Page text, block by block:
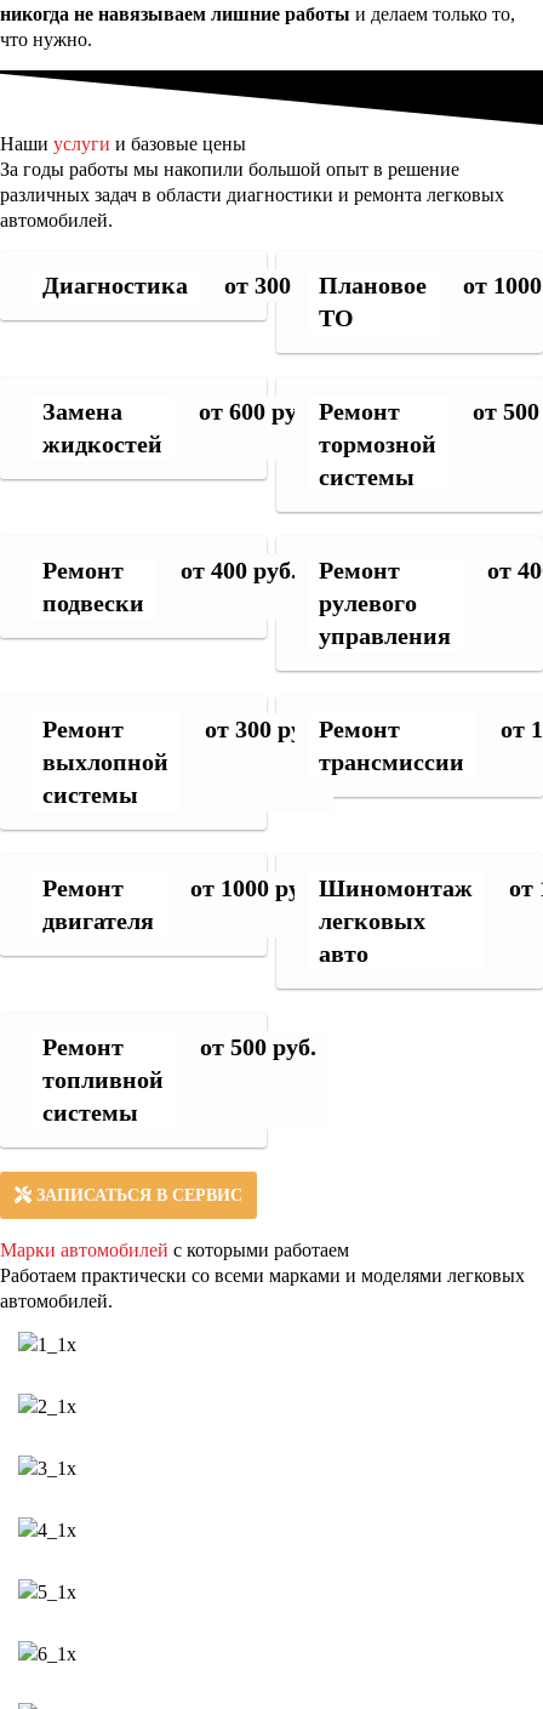
никогда не навязываем лишние работы и делаем только то,
что нужно.
Наши услуги и базовые цены
За годы работы мы накопили большой опыт в решение
различных задач в области диагностики и ремонта легковых
автомобилей.
Диагностика от 300 руб.Плановое
ТО
от
Замена
жидкостей
от 600 руб.
Ремонт
тормозной
системы
от
Ремонт
подвески
от 400 руб.
Ремонт
рулевого
управления
от
Ремонт
выхлопной
системы
от 300 руб.Ремонт
трансмиссии
от
Ремонт
двигателя
от 1000 руб. Шиномонтаж
легковых
авто
от
Ремонт
топливной
системы
от 500 руб.
ЗАПИСАТЬСЯ В СЕРВИС
Марки автомобилей с которыми работаем
Работаем практически со всеми марками и моделями легковых
автомобилей.